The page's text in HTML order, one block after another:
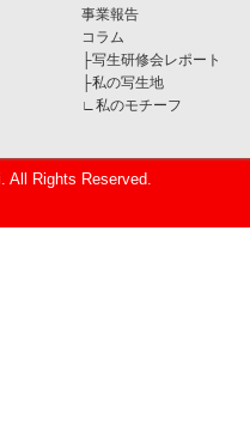
事業報告
コラム
├写生研修会レポート
├私の写生地
∟ 私のモチーフ
All Rights Reserved.